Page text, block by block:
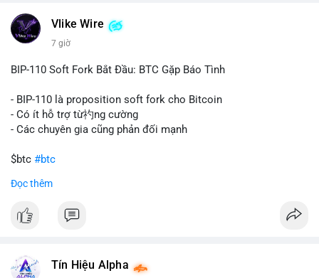
này có thể phản ánh ba kịch bản chính: thứ nhất, cá voi đang
chuẩn bị thanh khoản bằng cách chuyển lên sàn giao dịch, tạo
để nắm giữ dài hạn, thể hiện niềm tin vào xu hướng tăng; thứ
tán rủi ro. Với mức giá 65K, khối lượng này không quá lớn để
gây sốc thanh khoản tức thời, nhưng vẫn đủ sức tạo biến động
tâm lý ngắn hạn nếu hướng đến sàn tập trung.
Lời khuyên cho nhà đầu tư nhỏ lẻ:
hướng đi của dòng tiền. Tránh hành động theo cảm xúc, ưu
rõ ràng về đích đến của số BTC này.
#dongtienlon
Vlike Wire
7 giờ
BIP-110 Soft Fork Bắt Đầu: BTC Gặp Báo Tình
- BIP-110 là proposition soft fork cho Bitcoin
- Có ít hỗ trợ từ礿ng cường
- Các chuyên gia cũng phản đối mạnh
$btc #btc
#vlikevn
📰 Nguồn: CoinDesk
Đọc thêm
Tín Hiệu Alpha